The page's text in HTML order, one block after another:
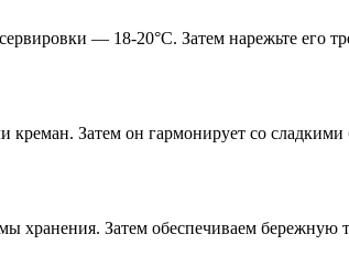
— 18-20°C. Затем нарежьте его
Затем он гармонирует со
Затем обеспечиваем бережную